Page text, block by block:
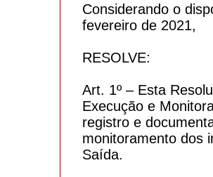
Considerando o
fevereiro de 2021,
RESOLVE:
Art. 1º – Esta
Execução e
registro e
monitoramento dos
Saída.